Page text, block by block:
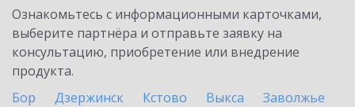
Ознакомьтесь с информационными карточками,
выберите партнёра и отправьте заявку на
консультацию, приобретение или внедрение
продукта.
Бор
Дзержинск Кстово Выкса
Заволжье